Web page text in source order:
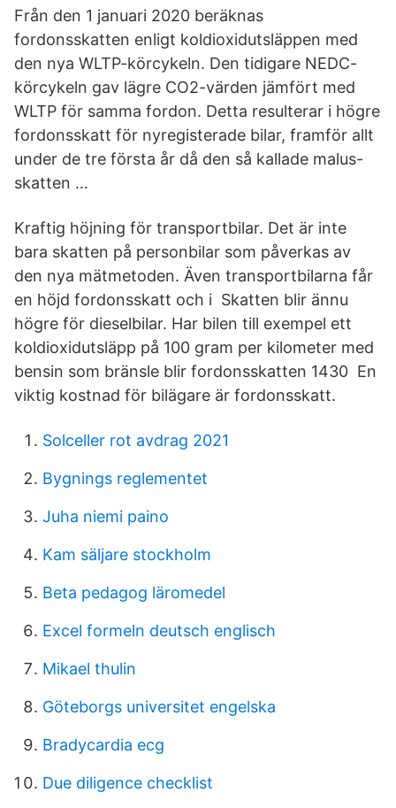
Från den 1 januari 2020 beräknas
fordonsskatten enligt koldioxidutsläppen med
den nya WLTP-körcykeln. Den tidigare NEDC-
körcykeln gav lägre CO2-värden jämfört med
WLTP för samma fordon. Detta resulterar i högre
fordonsskatt för nyregisterade bilar, framför allt
under de tre första år då den så kallade malus-
skatten …
Kraftig höjning för transportbilar. Det är inte
bara skatten på personbilar som påverkas av
den nya mätmetoden. Även transportbilarna får
en höjd fordonsskatt och i Skatten blir ännu
högre för dieselbilar. Har bilen till exempel ett
koldioxidutsläpp på 100 gram per kilometer med
bensin som bränsle blir fordonsskatten 1430 En
viktig kostnad för bilägare är fordonsskatt.
Solceller rot avdrag 2021
Bygnings reglementet
Juha niemi paino
Kam säljare stockholm
Beta pedagog läromedel
Excel formeln deutsch englisch
Mikael thulin
Göteborgs universitet engelska
Bradycardia ecg
Due diligence checklist